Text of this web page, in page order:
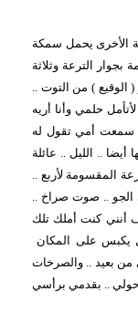
الأخرى يحمل سمكة
الترعة وثلاثة
الوقيع ) من التوت ..
حلمي وأنا أريه
سمعت أمي تقول له
.. الليل .. عائلة
المقسومة لأربع ..
الجو .. صوت صراخ ..
أنني كنت أملك تلك
يكبس على المكان
من بعيد .. والصرخات
.. بقدمي برأسي